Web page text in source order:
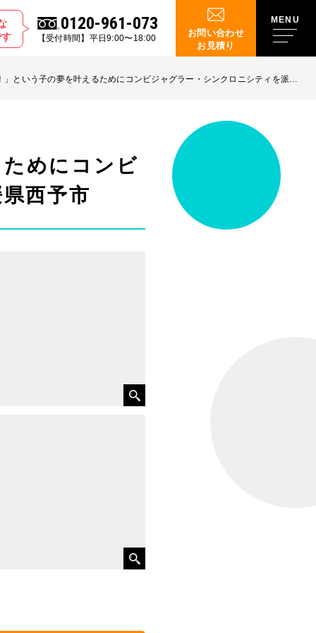
0120-961-073
【受付時間】平日9:00〜18:00
お問い合わせ
お見積り
」という子の夢を叶えるためにコンビジャグラー・シンクロニシティを派
めにコンビ
西予市